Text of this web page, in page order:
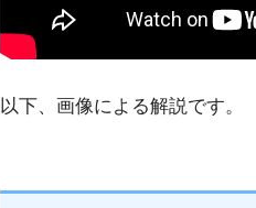
以下、画像による解説です。